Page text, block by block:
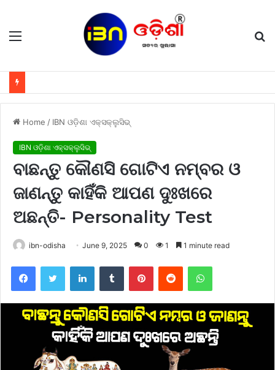
Menu
Home / IBN ଓଡ଼ିଶା ଏକ୍ସକ୍ଲୁସିଭ୍
IBN ଓଡ଼ିଶା ଏକ୍ସକ୍ଲୁସିଭ୍
ବାଛନ୍ତୁ କୌଣସି ଗୋଟିଏ ନମ୍ବର ଓ
ଜାଣନ୍ତୁ କାହିଁକି ଆପଣ ଦୁଃଖରେ
ଅଛନ୍ତି- Personality Test
ibn-odisha June 9, 2025 0 1 1 minute read
FacebookTwitter LinkedInTumblr PinterestReddit WhatsApp